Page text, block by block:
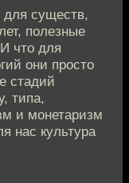
существ,
полезные
что для
они просто
стадий
типа,
и монетаризм
нас культура